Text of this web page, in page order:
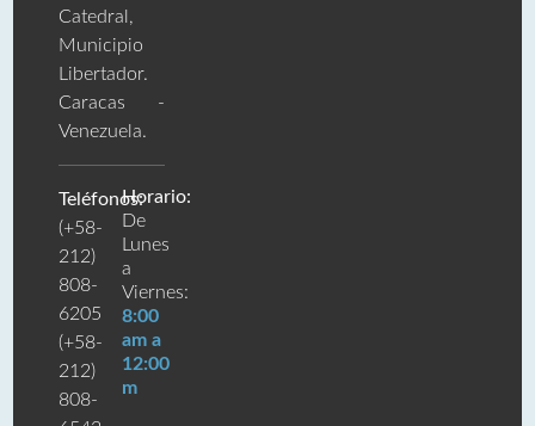
Catedral,
Municipio
Libertador.
Caracas -
Venezuela.
Teléfonos:
(+58-
212)
808-
6205
(+58-
212)
808-
Horario:
De
Lunes
a
Viernes:
8:00
am a
12:00
m